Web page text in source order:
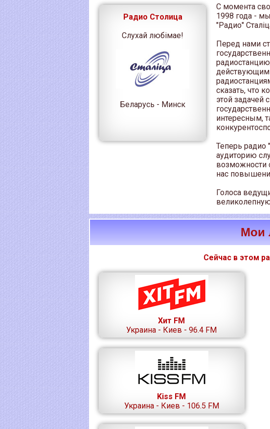
Радио Столица
Слухай любімае!
Беларусь - Минск
С момента
1998 года -
"Радио"
Перед нами
сказать, что
этой задачей
интересным,
Теперь радио
аудиторию
возможности
нас
Голоса
Мои
Сейчас в этом
Хит FM
Украина - Киев - 96.4 FM
Kiss FM
Украина - Киев - 106.5 FM